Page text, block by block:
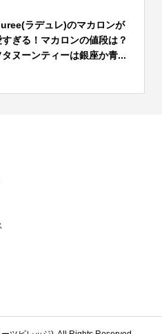
ラデュレ)のマカロンが
ぎる！マカロンの値段は？
タヌーンティーは銀座か青...